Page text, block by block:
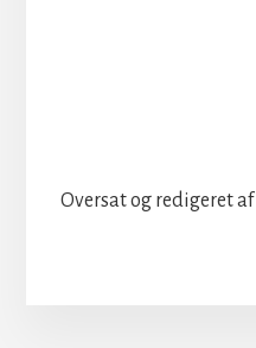
Oversat og redigeret af